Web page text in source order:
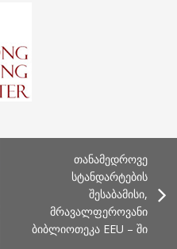
თანამედროვე
სტანდარტების
შესაბამისი,
მრავალფეროვანი
ბიბლიოთეკა EEU – ში